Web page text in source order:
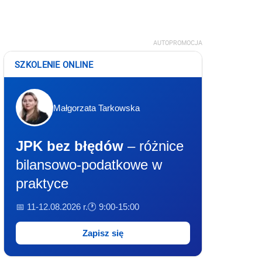
AUTOPROMOCJA
SZKOLENIE ONLINE
Małgorzata Tarkowska
JPK bez błędów – różnice
bilansowo-podatkowe w
praktyce
📅 11-12.08.2026 r.🕐 9:00-15:00
Zapisz się